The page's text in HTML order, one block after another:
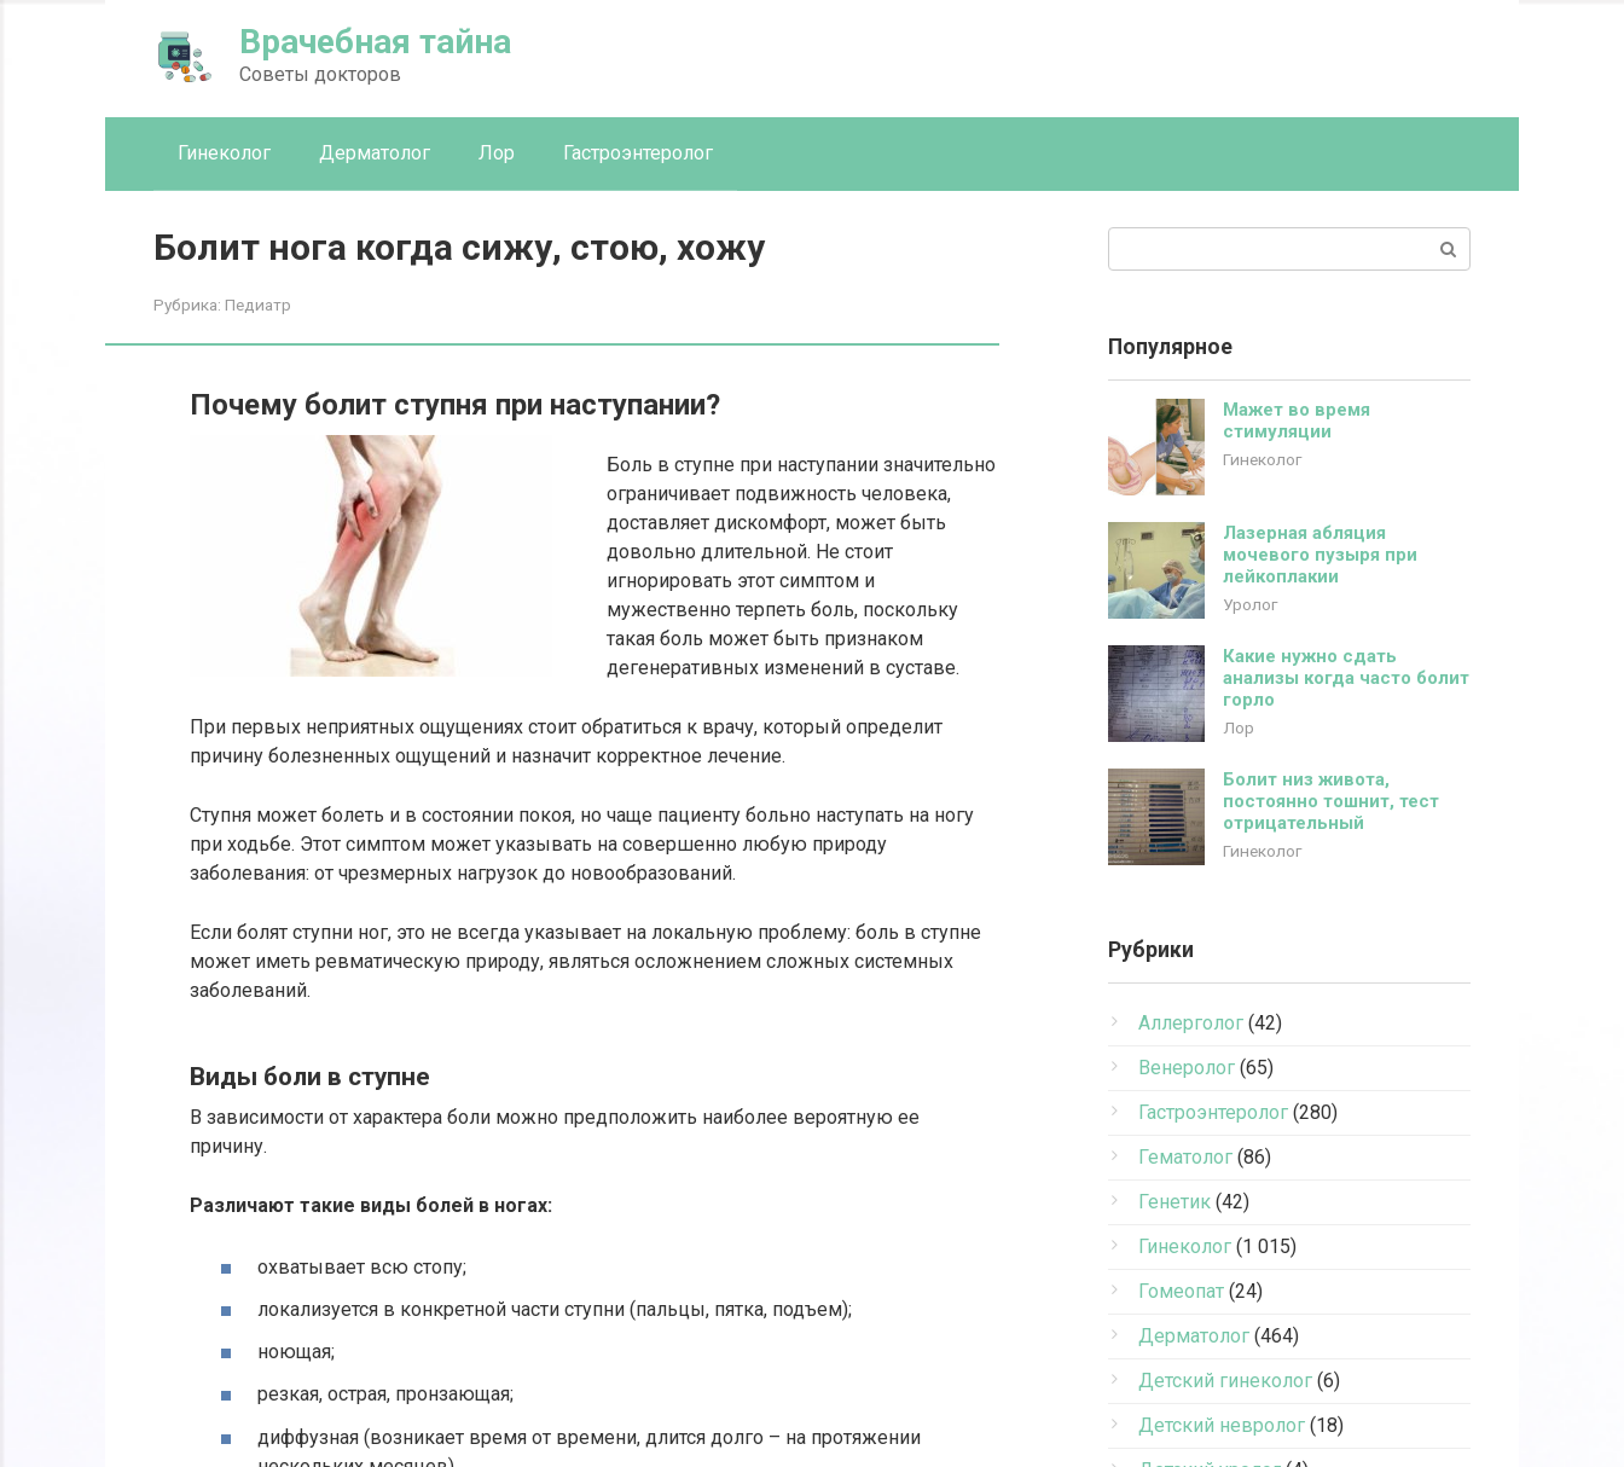
Врачебная тайна
Советы докторов
Гинеколог Дерматолог Лор Гастроэнтеролог
Болит нога когда сижу, стою, хожу
Рубрика: Педиатр
Почему болит ступня при наступании?
Боль в ступне при наступании значительно
ограничивает подвижность человека,
доставляет дискомфорт, может быть
довольно длительной. Не стоит
игнорировать этот симптом и
мужественно терпеть боль, поскольку
такая боль может быть признаком
дегенеративных изменений в суставе.
При первых неприятных ощущениях стоит обратиться к врачу, который определит
причину болезненных ощущений и назначит корректное лечение.
Ступня может болеть и в состоянии покоя, но чаще пациенту больно наступать на ногу
при ходьбе. Этот симптом может указывать на совершенно любую природу
заболевания: от чрезмерных нагрузок до новообразований.
Если болят ступни ног, это не всегда указывает на локальную проблему: боль в ступне
может иметь ревматическую природу, являться осложнением сложных системных
заболеваний.
Виды боли в ступне
В зависимости от характера боли можно предположить наиболее вероятную ее
причину.
Различают такие виды болей в ногах:
охватывает всю стопу;
локализуется в конкретной части ступни (пальцы, пятка, подъем);
ноющая;
резкая, острая, пронзающая;
диффузная (возникает время от времени, длится долго – на протяжении
Популярное
Мажет во время
стимуляции
Гинеколог
Лазерная абляция
мочевого пузыря при
лейкоплакии
Уролог
Какие нужно сдать
анализы когда часто болит
горло
Лор
Болит низ живота,
постоянно тошнит, тест
отрицательный
Гинеколог
Рубрики
Аллерголог (42)
Венеролог (65)
Гастроэнтеролог (280)
Гематолог (86)
Генетик (42)
Гинеколог (1 015)
Гомеопат (24)
Дерматолог (464)
Детский гинеколог (6)
Детский невролог (18)